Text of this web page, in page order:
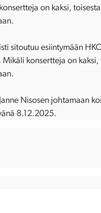
on kaksi,
sitoutuu esiintymään
konsertteja on
Nisosen johtamaan
8.12.2025.